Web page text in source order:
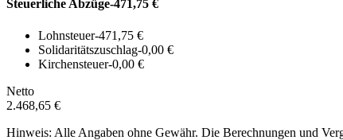
Steuerliche Abzüge-471,75 €
Lohnsteuer-471,75 €
Solidaritätszuschlag-0,00 €
Kirchensteuer-0,00 €
Netto
2.468,65 €
Hinweis: Alle Angaben ohne Gewähr. Die Berechnungen und